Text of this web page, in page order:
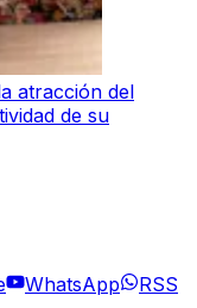
atracción del
de su
WhatsApp RSS